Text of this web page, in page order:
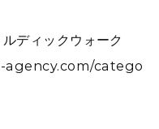
ルディックウォーク
catego